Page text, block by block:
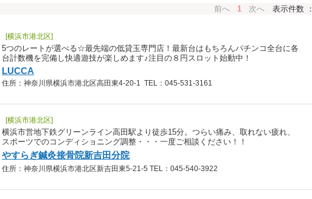
前へ 1 次へ 表示件数 ：
[横浜市港北区]
5つのレートが選べる☆最先端の低貸玉専門店！最新台はもちろんパチンコ全台に各
台計数機を完備し快適遊技が楽しめます♪注目の８円スロット始動中！
LUCCA
住所：神奈川県横浜市港北区高田東4-20-1 TEL：045-531-3161
[横浜市港北区]
横浜市営地下鉄グリーンライン高田駅より徒歩15分。つらい痛み、取れない疲れ、
スポーツでのコンディショニング調整・・・一度ご相談ください！！
やすらぎ鍼灸接骨院新吉田分院
住所：神奈川県横浜市港北区新吉田東5-21-5 TEL：045-540-3922